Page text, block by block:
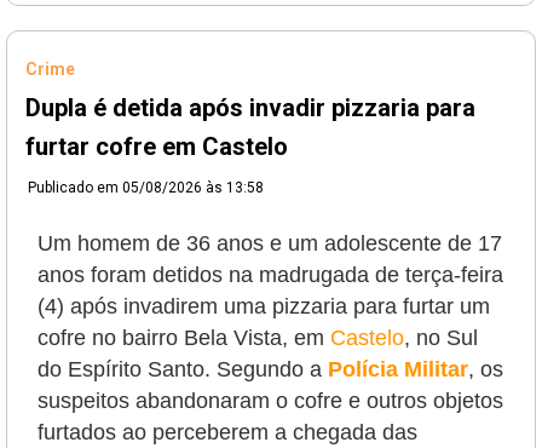
Crime
Dupla é detida após invadir pizzaria para
furtar cofre em Castelo
Publicado em 05/08/2026 às 13:58
Um homem de 36 anos e um adolescente de 17
anos foram detidos na madrugada de terça-feira
(4) após invadirem uma pizzaria para furtar um
cofre no bairro Bela Vista, em Castelo, no Sul
do Espírito Santo. Segundo a Polícia Militar, os
suspeitos abandonaram o cofre e outros objetos
furtados ao perceberem a chegada das